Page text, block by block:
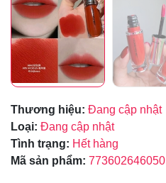
Thương hiệu: Đang cập nhật
Loại: Đang cập nhật
Tình trạng: Hết hàng
Mã sản phẩm: 773602646050